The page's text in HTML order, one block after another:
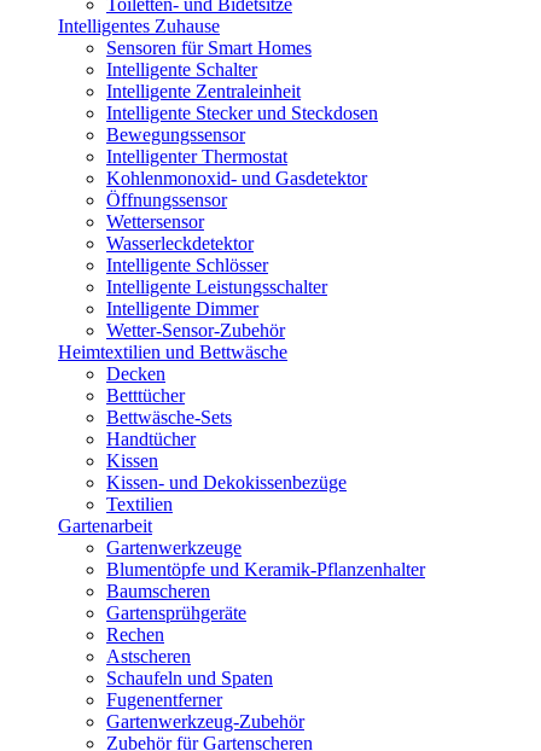
Intelligentes Zuhause
Sensoren für Smart Homes
Intelligente Schalter
Intelligente Zentraleinheit
Intelligente Stecker und Steckdosen
Bewegungssensor
Intelligenter Thermostat
Kohlenmonoxid- und Gasdetektor
Öffnungssensor
Wettersensor
Wasserleckdetektor
Intelligente Schlösser
Intelligente Leistungsschalter
Intelligente Dimmer
Wetter-Sensor-Zubehör
Heimtextilien und Bettwäsche
Decken
Betttücher
Bettwäsche-Sets
Handtücher
Kissen
Kissen- und Dekokissenbezüge
Textilien
Gartenarbeit
Gartenwerkzeuge
Blumentöpfe und Keramik-Pflanzenhalter
Baumscheren
Gartensprühgeräte
Rechen
Astscheren
Schaufeln und Spaten
Fugenentferner
Gartenwerkzeug-Zubehör
Zubehör für Gartenscheren